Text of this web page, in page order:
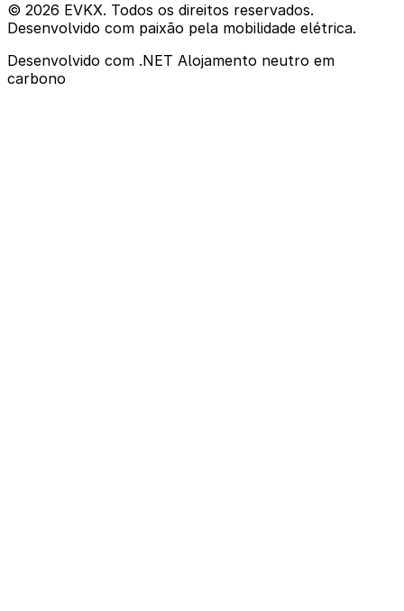
© 2026 EVKX. Todos os direitos reservados.
Desenvolvido com paixão pela mobilidade elétrica.
Desenvolvido com .NET Alojamento neutro em
carbono